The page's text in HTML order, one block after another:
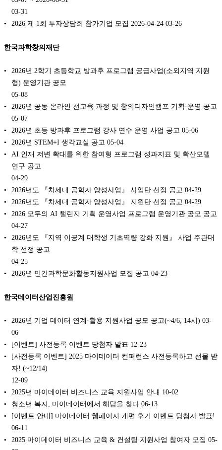
03-31
2026 제 1회 투자상담회 참가기업 모집 2026-04-24 03-26
한국과학창의재단
2026년 2학기 초등학교 방과후 프로그램 공급사업(소외지역 지원
형) 운영기관 공모
05-08
2026년 공동 온라인 선교육 과정 및 창의디자인캠프 기획·운영 공고
05-07
2026년 초등 방과후 프로그램 강사 연수 운영 사업 공고 05-06
2026년 STEM+I 생각교실 공고 05-04
AI 인재 저변 확대를 위한 참여형 프로그램 성과지표 및 확산모델
연구 공고
04-29
2026년도 『차세대 공학자 양성사업』 사업단 선정 공고 04-29
2026년도 『차세대 공학자 양성사업』 지원단 선정 공고 04-29
2026 모두의 AI 챌린지 기획 운영사업 프로그램 운영기관 공모 공고
04-27
2026년도 『지역 이공계 대학생 기초역량 강화 지원』 사업 주관대
학 선정 공고
04-25
2026년 민간과학문화활동지원사업 모집 공고 04-23
한국데이터산업진흥원
2026년 기업 데이터 연계·활용 지원사업 공모 공고(~4/6, 14시) 03-
06
[이벤트] 사전등록 이벤트 당첨자 발표 12-23
[사전등록 이벤트] 2025 마이데이터 컨퍼런스 사전등록하고 선물 받
자! (~12/14)
12-09
‍2025년 마이데이터 비즈니스 교육 지원사업 안내 10-02
청소년 복지, 마이데이터에서 해답을 찾다 06-13
[이벤트 안내] 마이데이터 웹페이지 개편 후기 이벤트 당첨자 발표!
06-11
2025 마이데이터 비즈니스 교육 & 컨설팅 지원사업 참여자 모집 05-